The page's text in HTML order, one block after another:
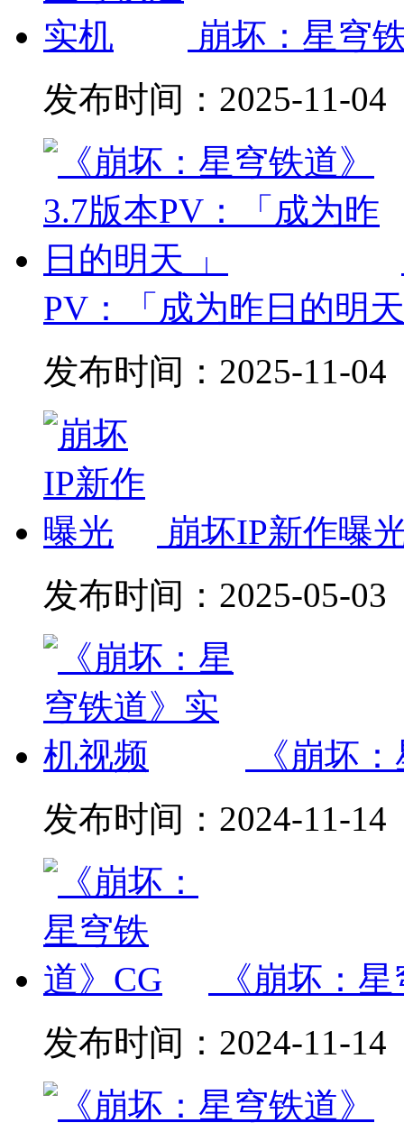
崩坏：星穹
发布时间： 2025-11-04
PV：「成为昨日的明
发布时间： 2025-11-04
崩坏IP新作曝
发布时间： 2025-05-03
《崩坏
发布时间： 2024-11-14
《崩坏：
发布时间： 2024-11-14